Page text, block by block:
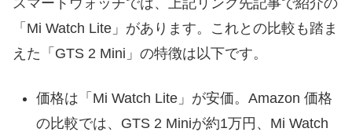
「Mi Watch Lite」があります。これとの比較も踏ま
えた「GTS 2 Mini」の特徴は以下です。
価格は「Mi Watch Lite」が安価。Amazon 価格
の比較では、GTS 2 Miniが約1万円、Mi Watch